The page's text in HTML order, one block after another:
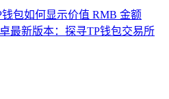
包如何显示价值 RMB 金额
最新版本：探寻TP钱包交易所